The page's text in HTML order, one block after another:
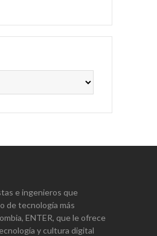
e ingenieros que
de tecnología más
ENTER, que le ofrece
y cultura digital